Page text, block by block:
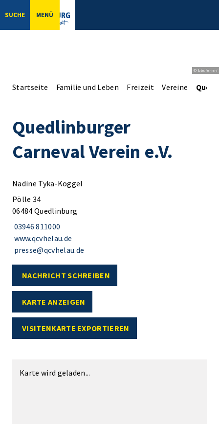
SUCHE MENÜ
© bbsferrari
Startseite Familie und Leben Freizeit Vereine
Quedlinburger
Carneval Verein e.V.
Nadine Tyka-Koggel
Pölle 34
06484 Quedlinburg
03946 811000
www.qcvhelau.de
presse@qcvhelau.de
NACHRICHT SCHREIBEN
KARTE ANZEIGEN
VISITENKARTE EXPORTIEREN
Karte wird geladen...